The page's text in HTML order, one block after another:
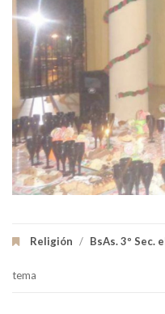
Religión / BsAs. 3º Sec.
tema